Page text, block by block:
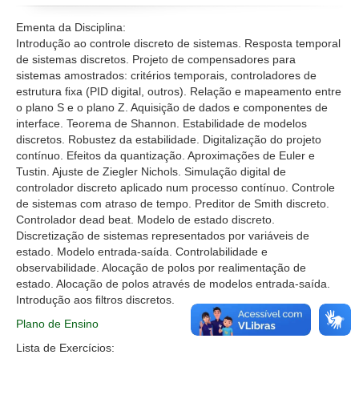
Projetos
Ementa da Disciplina:
Introdução ao controle discreto de sistemas. Resposta temporal
de sistemas discretos. Projeto de compensadores para
sistemas amostrados: critérios temporais, controladores de
estrutura ﬁxa (PID digital, outros). Relação e mapeamento entre
o plano S e o plano Z. Aquisição de dados e componentes de
interface. Teorema de Shannon. Estabilidade de modelos
discretos. Robustez da estabilidade. Digitalização do projeto
contínuo. Efeitos da quantização. Aproximações de Euler e
Tustin. Ajuste de Ziegler Nichols. Simulação digital de
controlador discreto aplicado num processo contínuo. Controle
de sistemas com atraso de tempo. Preditor de Smith discreto.
Controlador dead beat. Modelo de estado discreto.
Discretização de sistemas representados por variáveis de
estado. Modelo entrada-saída. Controlabilidade e
observabilidade. Alocação de polos por realimentação de
estado. Alocação de polos através de modelos entrada-saída.
Introdução aos ﬁltros discretos.
Plano de Ensino
Lista de Exercícios: